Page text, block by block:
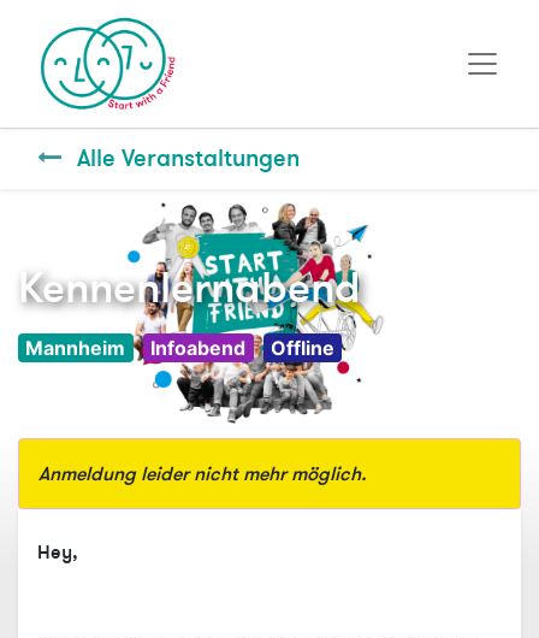
Alle Veranstaltungen
Kennenlernabend
Mannheim Infoabend Offline
Anmeldung leider nicht mehr möglich.
Hey,